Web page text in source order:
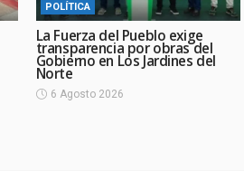
POLÍTICA
La Fuerza del Pueblo exige
transparencia por obras del
Gobierno en Los Jardines del
Norte
6 Agosto 2026